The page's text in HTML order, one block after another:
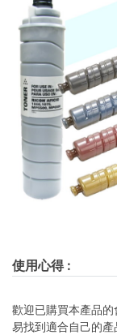
使用心得:
歡迎已購買本產品
易找到適合自己的